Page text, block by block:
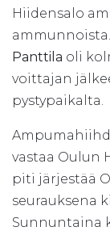
Hiidensalo
Panttila oli
voittajan
pystypaikalta.
vastaa Oulun
piti järjestää
seurauksena
Sunnuntaina